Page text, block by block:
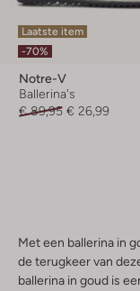
Laatste item
-70%
Notre-V
Ballerina's
€ 89,95 € 26,99
Met een ballerina in
de terugkeer van
ballerina in goud is